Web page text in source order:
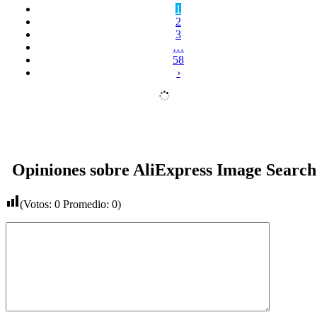
1
2
3
…
58
›
Opiniones sobre AliExpress Image Search
(Votos: 0 Promedio: 0)